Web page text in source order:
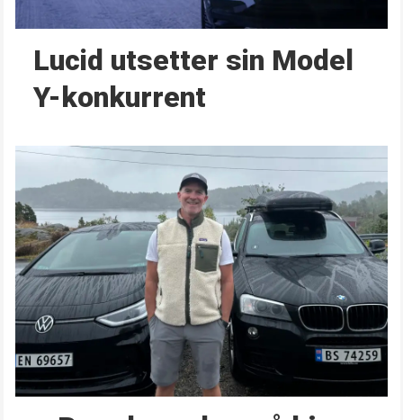
Lucid utsetter sin Model
Y-konkurrent